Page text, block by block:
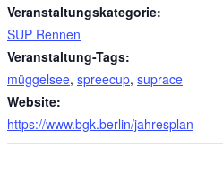
Veranstaltungskategorie:
SUP Rennen
Veranstaltung-Tags:
müggelsee, spreecup, suprace
Website:
https://www.bgk.berlin/jahresplan